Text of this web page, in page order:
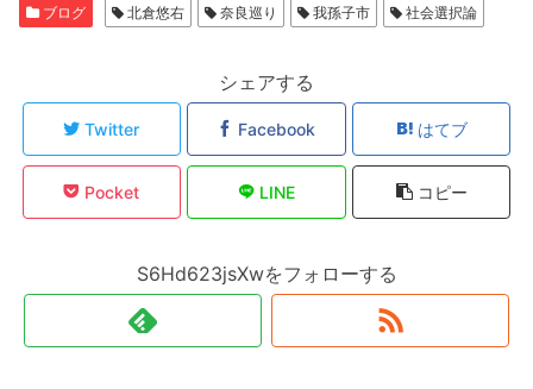
ブログ 北倉悠右 奈良巡り 我孫子市 社会選択論
シェアする
Twitter Facebook はてブ
Pocket LINE コピー
S6Hd623jsXwをフォローする